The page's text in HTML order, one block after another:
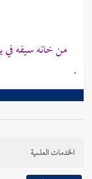
من خانه سيفه
.
الخدمات العلمية